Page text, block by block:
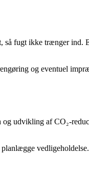
så fugt ikke trænger
og eventuel
udvikling af CO₂-